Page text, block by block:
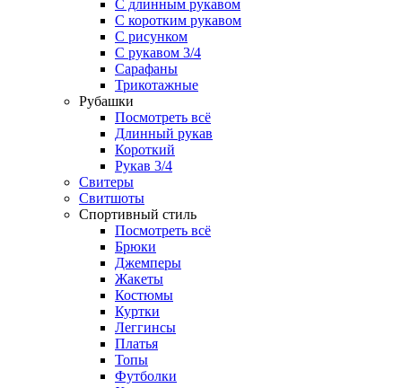
С длинным рукавом
С коротким рукавом
С рисунком
С рукавом 3/4
Сарафаны
Трикотажные
Рубашки
Посмотреть всё
Длинный рукав
Короткий
Рукав 3/4
Свитеры
Свитшоты
Спортивный стиль
Посмотреть всё
Брюки
Джемперы
Жакеты
Костюмы
Куртки
Леггинсы
Платья
Топы
Футболки